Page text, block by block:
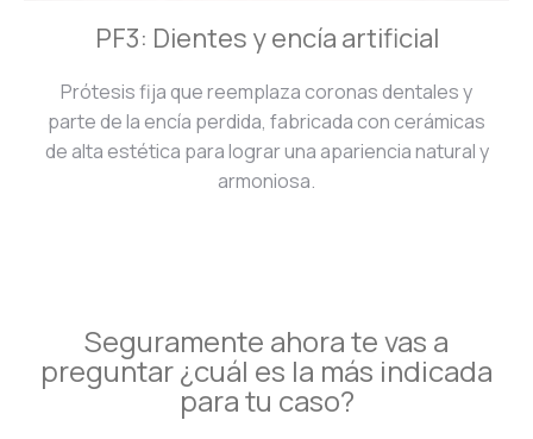
PF3: Dientes y encía artificial
Prótesis fija que reemplaza coronas dentales y
parte de la encía perdida, fabricada con cerámicas
de alta estética para lograr una apariencia natural y
armoniosa.
Seguramente ahora te vas a
preguntar ¿cuál es la más indicada
para tu caso?